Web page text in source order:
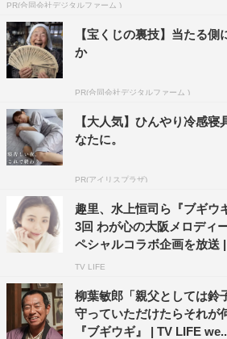
また、新キャスト発表を受けて、趣
拝見し楽しませていただいている方
と活躍を重ねていらっしゃる俳優の
ュな空気を一緒に生み出していける
いです」と。
続けて「愛助役の水上さんとは初め
すぐな瞳の中にある温かさが印象的
と、とてもうれしく思います。鈴子
の大切な存在として、制作現場を共
て丁寧にコミュニケーションを重ね
もりを伝えていきたいです」と語っ
13人のコメント全文は以下を参照。
PR(合同会社デジタルファーム )
【宝くじの裏技】当たる側
か
PR(合同会社デジタルファーム )
【大人気】ひんやり冷感
なたに。
PR(アイリスプラザ)
趣里、水上恒司ら『ブギウ
3回 わが心の大阪メロディ
ペシャルコラボ企画を放送 |
TV LIFE
柳葉敏郎「親父としては鈴
守っていただけたらそれが
『ブギウギ』 | TV LIFE